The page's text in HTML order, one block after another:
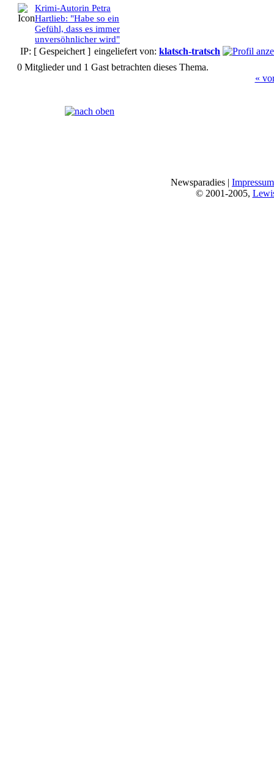
Krimi-Autorin Petra
Hartlieb: "Habe so ein
Gefühl, dass es immer
unversöhnlicher wird"
IP: [ Gespeichert ] eingeliefert von: klatsch-tratsch
0 Mitglieder und 1 Gast betrachten dieses Thema.
«
Newsparadies | Impressum
© 2001-2005,